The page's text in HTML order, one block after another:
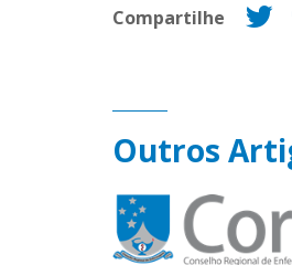
Compartilhe
Outros